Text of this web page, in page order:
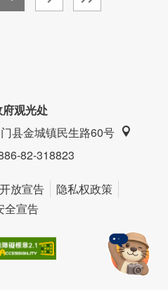
观光处
县金城镇民生路60号
82-318823
放宣告
隐私权政策
全宣告